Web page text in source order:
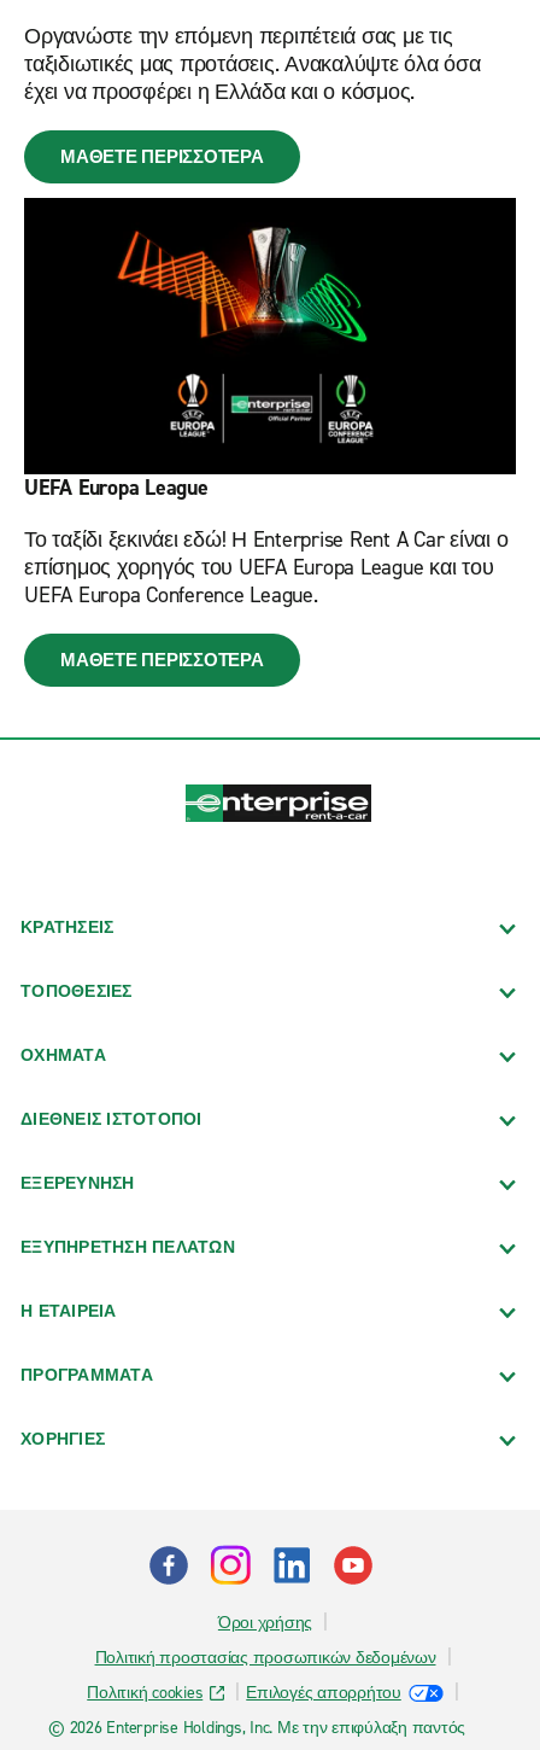
Οργανώστε την επόμενη περιπέτειά σας με τις
ταξιδιωτικές μας προτάσεις. Ανακαλύψτε όλα όσα
έχει να προσφέρει η Ελλάδα και ο κόσμος.
ΜΑΘΕΤΕ ΠΕΡΙΣΣΟΤΕΡΑ
UEFA Europa League
Το ταξίδι ξεκινάει εδώ! Η Enterprise Rent A Car είναι ο
επίσημος χορηγός του UEFA Europa League και του
UEFA Europa Conference League.
ΜΑΘΕΤΕ ΠΕΡΙΣΣΟΤΕΡΑ
ΚΡΑΤΗΣΕΙΣ
ΤΟΠΟΘΕΣΙΕΣ
ΟΧΗΜΑΤΑ
ΔΙΕΘΝΕΙΣ ΙΣΤΟΤΟΠΟΙ
ΕΞΕΡΕΥΝΗΣΗ
ΕΞΥΠΗΡΕΤΗΣΗ ΠΕΛΑΤΩΝ
Η ΕΤΑΙΡΕΙΑ
ΠΡΟΓΡΑΜΜΑΤΑ
ΧΟΡΗΓΙΕΣ
Όροι χρήσης
Πολιτική προστασίας προσωπικών δεδομένων
Πολιτική cookies
Επιλογές απορρήτου
© 2026 Enterprise Holdings, Inc. Με την επιφύλαξη παντός